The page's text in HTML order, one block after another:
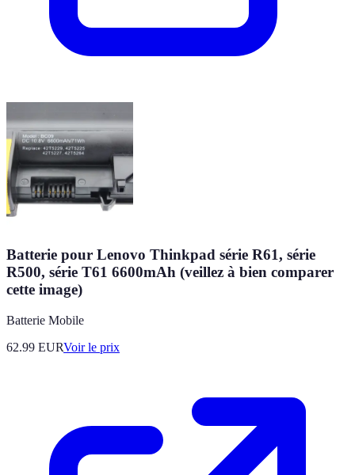
Batterie pour Lenovo Thinkpad série R61, série
R500, série T61 6600mAh (veillez à bien comparer
cette image)
Batterie Mobile
62.99 EURVoir le prix